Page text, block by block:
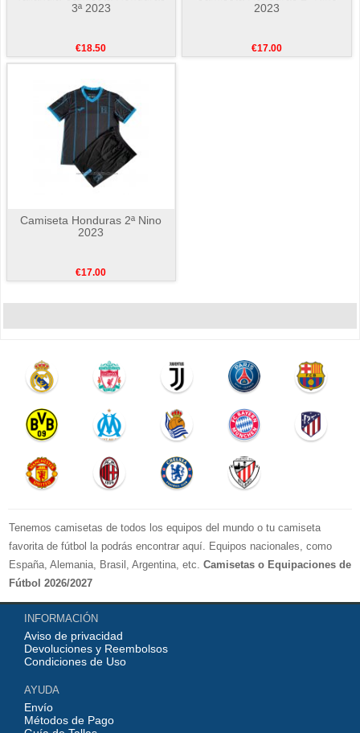
3ª 2023
€18.50
2023
€17.00
Camiseta Honduras 2ª Nino
2023
€17.00
Tenemos camisetas de todos los equipos del mundo o tu camiseta
favorita de fútbol la podrás encontrar aquí. Equipos nacionales, como
España, Alemania, Brasil, Argentina, etc. Camisetas o Equipaciones de
Fútbol 2026/2027
La LIGA 2026-2027 : Real Madrid, Barcelona, Atletico Madrid, Sevilla,
Real Betis, Valencia, Athletic Bilbao, Real Sociedad, Deportivo de La
Coruna, Celta de Vigo, Cadiz, etc.
La Premier League 2026-2027 : Chelsea , Manchester City, Manchester
Serie A 2026-2027 : Juventus, AC Milan, Napoli, Roma, Inter Milan,
Fiorentina, etc.
INFORMACIÓN
Aviso de privacidad
Devoluciones y Reembolsos
Condiciones de Uso
AYUDA
Envío
Métodos de Pago